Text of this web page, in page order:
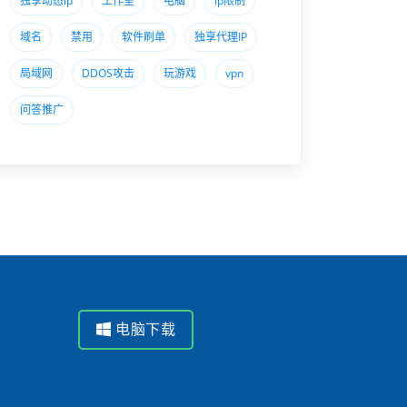
域名 禁用 软件刷单 独享代理IP
局域网 DDOS攻击 玩游戏 vpn
问答推广
电脑下载